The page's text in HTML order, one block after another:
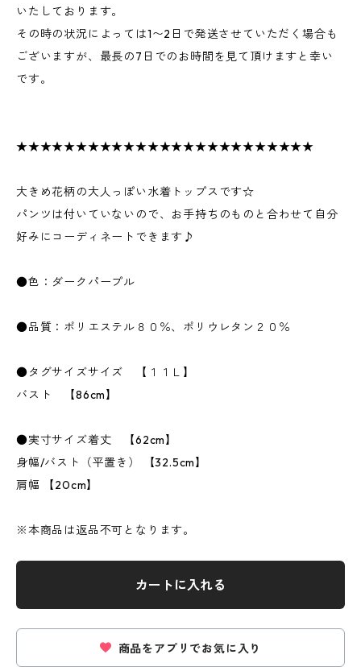
いたしております。
その時の状況によっては1〜2日で発送させていただく場合も
ございますが、最長の7日でのお時間を見て頂けますと幸い
です。
★★★★★★★★★★★★★★★★★★★★★★★★★
大きめ花柄の大人っぽい水着トップスです☆
パンツは付いていないので、お手持ちのものと合わせて自分
好みにコーディネートできます♪
●色：ダークパープル
●品質：ポリエステル８０％、ポリウレタン２０％
●タグサイズサイズ 【１１Ｌ】
バスト 【86cm】
●実寸サイズ着丈 【62cm】
身幅/バスト（平置き） 【32.5cm】
肩幅 【20cm】
※本商品は返品不可となります。
カートに入れる
商品をアプリでお気に入り